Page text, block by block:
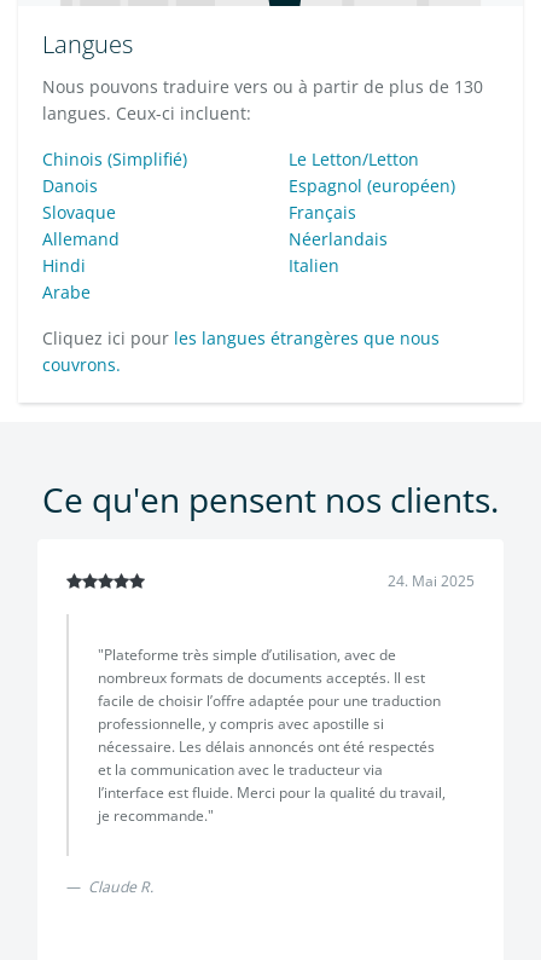
Langues
Nous pouvons traduire vers ou à partir de plus de 130
langues. Ceux-ci incluent:
Chinois (Simplifié)
Le Letton/Letton
Danois
Espagnol (européen)
Slovaque
Français
Allemand
Néerlandais
Hindi
Italien
Arabe
Cliquez ici pour les langues étrangères que nous
couvrons.
Ce qu'en pensent nos clients.
24. Mai 2025
"Plateforme très simple d’utilisation, avec de
nombreux formats de documents acceptés. Il est
facile de choisir l’offre adaptée pour une traduction
professionnelle, y compris avec apostille si
nécessaire. Les délais annoncés ont été respectés
et la communication avec le traducteur via
l’interface est fluide. Merci pour la qualité du travail,
je recommande."
Claude R.
Previous